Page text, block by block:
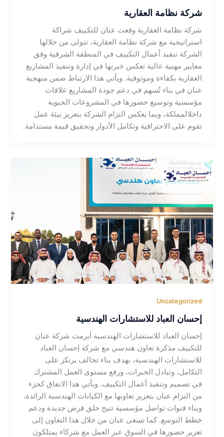
شركة نظامة العقارية
شركة نظامة العقارية وقعت عنان للتكييف شراكة
استراتيجية مع شركة نظامة العقارية، تتولى من خلالها
الشركة تنفيذ أعمال التكييف في المنطقة الشرقية وفق
معايير مهنية عالية تعكس خبرتها في إدارة وتنفيذ المشاريع
العقارية بكفاءة وموثوقية. ويأتي هذا الارتباط ضمن منهجية
عنان في بناء تُسهم في دعم جودة المشاريع علاقات
مؤسسية وتوسيع حضورها في المشروعات الحيوية
داخلالمملكة، وبما يعكس التزام الشركة بتعزيز بيئة عمل
تقوم على الاحترافية وتكامل الأدوار وتحقيق قيمة مستدامة.
Uncategorized
إحسان العباد للاستشارات الهندسية
إحسان العباد للاستشارات الهندسية أبرمت شركة عنان
للتكييف مذكرة تعاون هندسي مع شركة إحسان العباد
للاستشارات الهندسية، بهدف بناء تحالف يرتكز على
التكامل، وتبادل الخبرات، ورفع مستوى العمل المشترك
في تصميم وتنفيذ أعمال التكييف. ويأتي هذا الاتفاق كجزء
من التزام عنان بتعزيز تعاونها مع الكيانات الهندسية الرائدة،
وبناء قنوات تواصل مؤسسية تتيح خلق فرص جديدة ودعم
خطط التوسع. كما تسعى عنان من خلال هذا التعاون إلى
تعزيز حضورها في السوق عبر العمل مع شركاء يمتلكون